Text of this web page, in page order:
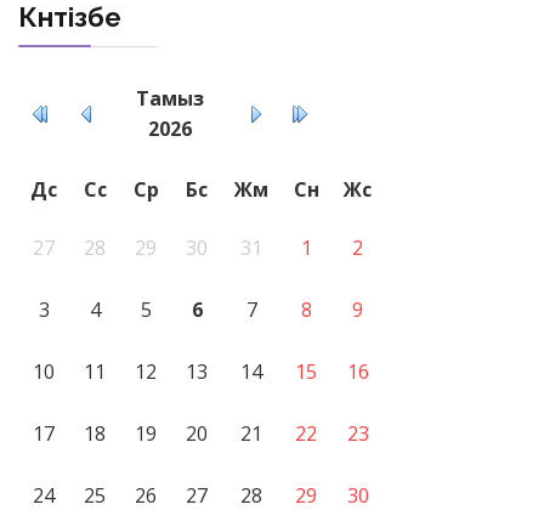
Күнтізбе
Тамыз
2026
Дс Сс Ср Бс Жм Сн Жс
27 28 29 30 31 1 2
3 4 5 6 7 8 9
10 11 12 13 14 15 16
17 18 19 20 21 22 23
24 25 26 27 28 29 30